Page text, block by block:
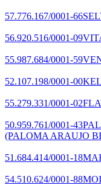
57.776.167/0001-66
56.920.516/0001-09
55.987.684/0001-59
52.107.198/0001-00
55.279.331/0001-02
50.959.761/0001-43
(PALOMA ARAUJO
51.684.414/0001-18
54.510.624/0001-88